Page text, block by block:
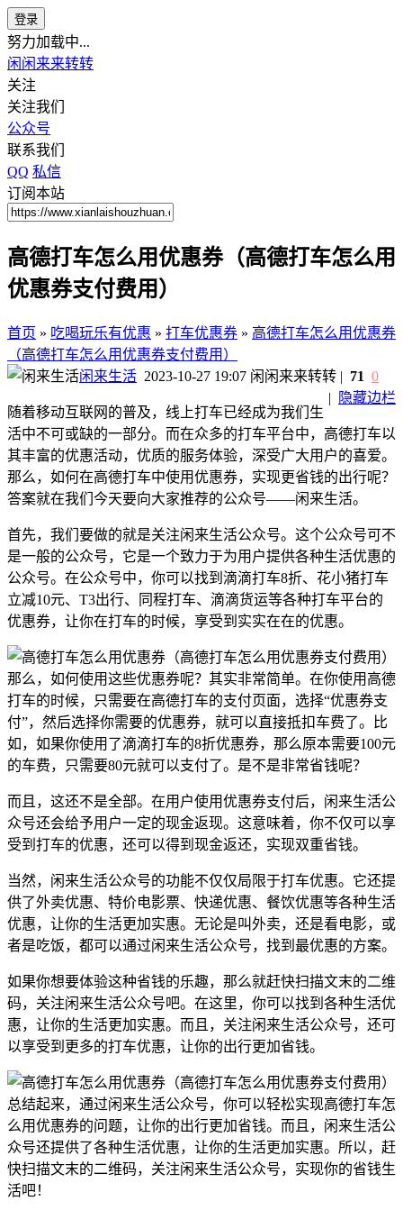
登录
努力加载中...
闲闲来来转转
关注
关注我们
公众号
联系我们
QQ 私信
订阅本站
高德打车怎么用优惠券（高德打车怎么用
优惠券支付费用）
首页 » 吃喝玩乐有优惠 » 打车优惠券 » 高德打车怎么用优惠券
（高德打车怎么用优惠券支付费用）
闲来生活 2023-10-27 19:07 闲闲来来转转
|
隐藏边栏
| 71 0
随着移动互联网的普及，线上打车已经成为我们生
活中不可或缺的一部分。而在众多的打车平台中，高德打车以
其丰富的优惠活动，优质的服务体验，深受广大用户的喜爱。
那么，如何在高德打车中使用优惠券，实现更省钱的出行呢？
答案就在我们今天要向大家推荐的公众号——闲来生活。
首先，我们要做的就是关注闲来生活公众号。这个公众号可不
是一般的公众号，它是一个致力于为用户提供各种生活优惠的
公众号。在公众号中，你可以找到滴滴打车8折、花小猪打车
立减10元、T3出行、同程打车、滴滴货运等各种打车平台的
优惠券，让你在打车的时候，享受到实实在在的优惠。
那么，如何使用这些优惠券呢？其实非常简单。在你使用高德
打车的时候，只需要在高德打车的支付页面，选择“优惠券支
付”，然后选择你需要的优惠券，就可以直接抵扣车费了。比
如，如果你使用了滴滴打车的8折优惠券，那么原本需要100元
的车费，只需要80元就可以支付了。是不是非常省钱呢？
而且，这还不是全部。在用户使用优惠券支付后，闲来生活公
众号还会给予用户一定的现金返现。这意味着，你不仅可以享
受到打车的优惠，还可以得到现金返还，实现双重省钱。
当然，闲来生活公众号的功能不仅仅局限于打车优惠。它还提
供了外卖优惠、特价电影票、快递优惠、餐饮优惠等各种生活
优惠，让你的生活更加实惠。无论是叫外卖，还是看电影，或
者是吃饭，都可以通过闲来生活公众号，找到最优惠的方案。
如果你想要体验这种省钱的乐趣，那么就赶快扫描文末的二维
码，关注闲来生活公众号吧。在这里，你可以找到各种生活优
惠，让你的生活更加实惠。而且，关注闲来生活公众号，还可
以享受到更多的打车优惠，让你的出行更加省钱。
总结起来，通过闲来生活公众号，你可以轻松实现高德打车怎
么用优惠券的问题，让你的出行更加省钱。而且，闲来生活公
众号还提供了各种生活优惠，让你的生活更加实惠。所以，赶
快扫描文末的二维码，关注闲来生活公众号，实现你的省钱生
活吧！